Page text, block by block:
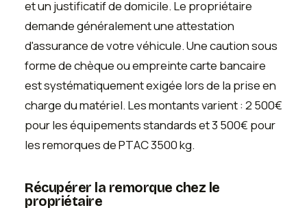
et un justificatif de domicile. Le propriétaire
demande généralement une attestation
d'assurance de votre véhicule. Une caution sous
forme de chèque ou empreinte carte bancaire
est systématiquement exigée lors de la prise en
charge du matériel. Les montants varient : 2 500€
pour les équipements standards et 3 500€ pour
les remorques de PTAC 3500 kg.
Récupérer la remorque chez le
propriétaire